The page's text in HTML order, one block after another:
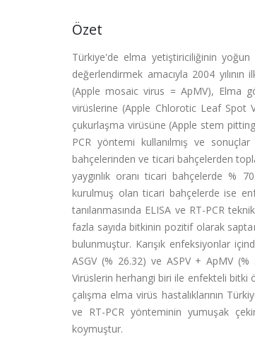
Özet
Türkiye'de elma yetiştiriciliğinin yoğun
değerlendirmek amacıyla 2004
(Apple mosaic virus = ApMV), Elma
virüslerine (Apple Chlorotic Leaf Spot
çukurlaşma virüsüne (Apple stem
PCR yöntemi kullanılmış ve
bahçelerinden ve ticari bahçelerden
yaygınlık oranı ticari bahçelerde %
kurulmuş olan ticari bahçelerde ise
tanılanmasında ELISA ve RT-PCR
fazla sayıda bitkinin pozitif olarak
bulunmuştur. Karışık enfeksiyonlar
ASGV (% 26.32) ve ASPV + ApMV
Virüslerin herhangi biri ile enfekteli bitki
çalışma elma virüs hastalıklarının
ve RT-PCR yönteminin yumuşak
koymuştur.